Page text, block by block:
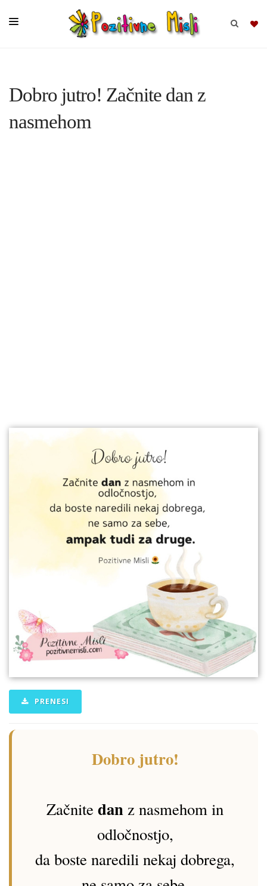
SKUPINE
MISLI
Dobro jutro! Začnite dan z
nasmehom
PRENESI
Dobro jutro!
Začnite dan z nasmehom in
odločnostjo,
da boste naredili nekaj dobrega,